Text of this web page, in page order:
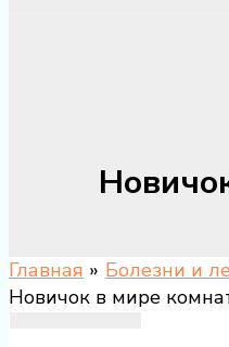
Главная
Болезни и
Новичок в мире